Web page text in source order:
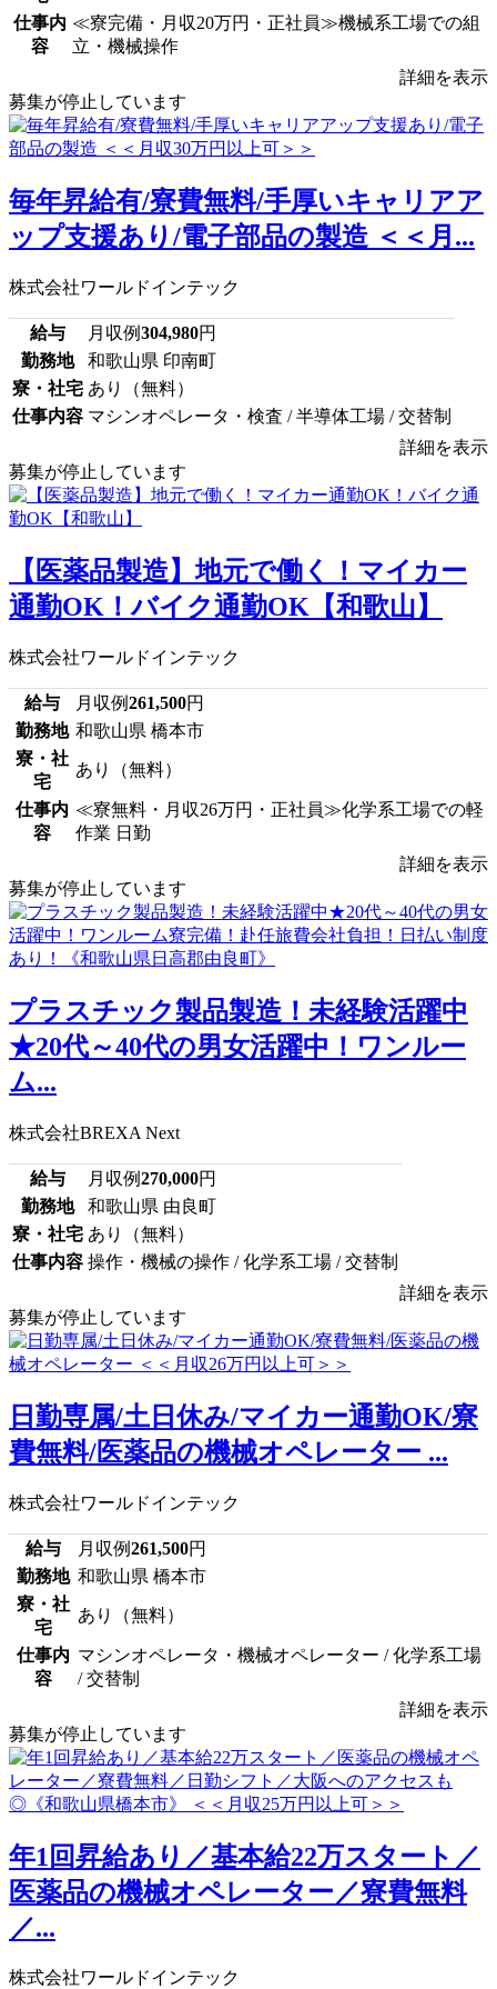
仕事内
容
≪寮完備・月収20万円・正社員≫機械系工場での組
立・機械操作
詳細を表示
募集が停止しています
毎年昇給有/寮費無料/手厚いキャリアア
ップ支援あり/電子部品の製造 ＜＜月...
株式会社ワールドインテック
給与 月収例304,980円
勤務地
和歌山県 印南町
寮・社宅 あり（無料）
仕事内容 マシンオペレータ・検査 / 半導体工場 / 交替制
詳細を表示
募集が停止しています
【医薬品製造】地元で働く！マイカー
通勤OK！バイク通勤OK【和歌山】
株式会社ワールドインテック
給与 月収例261,500円
勤務地 和歌山県 橋本市
寮・社
宅
あり（無料）
仕事内
容
≪寮無料・月収26万円・正社員≫化学系工場での軽
作業 日勤
詳細を表示
募集が停止しています
プラスチック製品製造！未経験活躍中
★20代～40代の男女活躍中！ワンルー
ム...
株式会社BREXA Next
給与 月収例270,000円
勤務地
和歌山県 由良町
寮・社宅 あり（無料）
仕事内容 操作・機械の操作 / 化学系工場 / 交替制
詳細を表示
募集が停止しています
日勤専属/土日休み/マイカー通勤OK/寮
費無料/医薬品の機械オペレーター ...
株式会社ワールドインテック
給与 月収例261,500円
勤務地 和歌山県 橋本市
寮・社
宅
あり（無料）
仕事内
容
マシンオペレータ・機械オペレーター / 化学系工場
/ 交替制
詳細を表示
募集が停止しています
年1回昇給あり／基本給22万スタート／
医薬品の機械オペレーター／寮費無料
／...
株式会社ワールドインテック